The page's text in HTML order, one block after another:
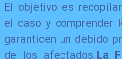
El objetivo es
el caso y comprender
garanticen un debido
de los afectados.La